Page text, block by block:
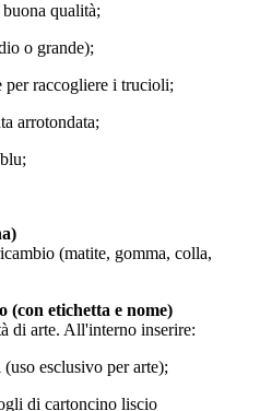
qualità;
o grande);
per raccogliere i trucioli;
arrotondata;
(matite, gomma, colla,
(con etichetta e nome)
di arte. All'interno inserire:
esclusivo per arte);
di cartoncino liscio